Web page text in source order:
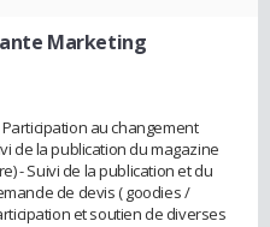
Marketing
au changement
de la publication du magazine
- Suivi de la publication et du
de devis ( goodies /
et soutien de diverses